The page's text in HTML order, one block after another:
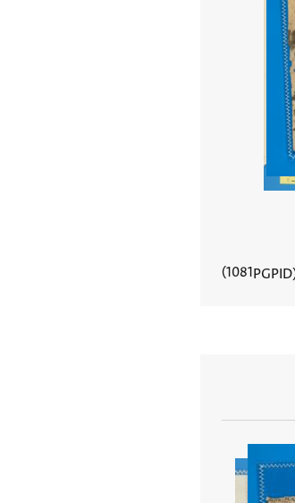
PGPID
1081